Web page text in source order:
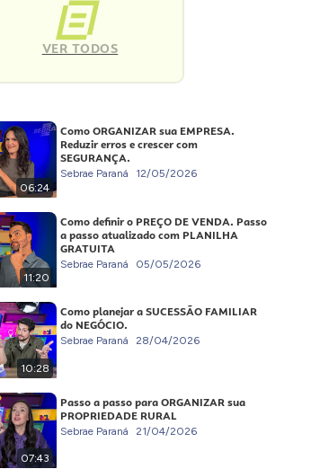
VER TODOS
06:24
Como ORGANIZAR sua EMPRESA.
Reduzir erros e crescer com
SEGURANÇA.
Sebrae Paraná 12/05/2026
11:20
Como definir o PREÇO DE VENDA. Passo
a passo atualizado com PLANILHA
GRATUITA
Sebrae Paraná 05/05/2026
10:28
Como planejar a SUCESSÃO FAMILIAR
do NEGÓCIO.
Sebrae Paraná 28/04/2026
07:43
Passo a passo para ORGANIZAR sua
PROPRIEDADE RURAL
Sebrae Paraná 21/04/2026